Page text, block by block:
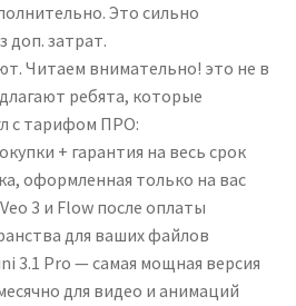
Это сильно
доп. затрат.
Читаем внимательно! это не в
ребята, которые
с тарифом ПРО:
+ гарантия на весь срок
оформленная только на вас
3 и Flow после оплаты
для ваших файлов
3.1 Pro — самая мощная версия
для видео и анимаций